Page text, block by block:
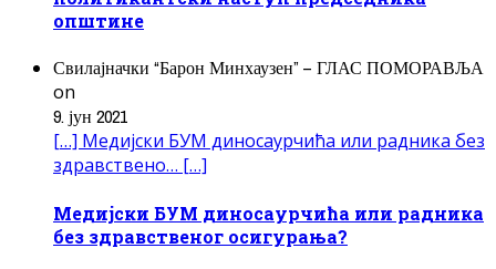
општине
Свилајначки “Барон Минхаузен” – ГЛАС ПОМОРАВЉА
on
9. јун 2021
[…] Медијски БУМ диносаурчића или радника без
здравствено… […]
Медијски БУМ диносаурчића или радника
без здравственог осигурања?